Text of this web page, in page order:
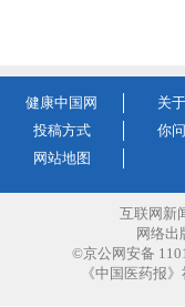
健康中国网 关
投稿方式
你
网站地图
互联网新
网络出
©京公网安备
《中国医药报